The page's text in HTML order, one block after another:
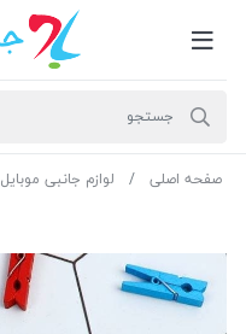
صفحه اصلی لوازم جانبی موبایل